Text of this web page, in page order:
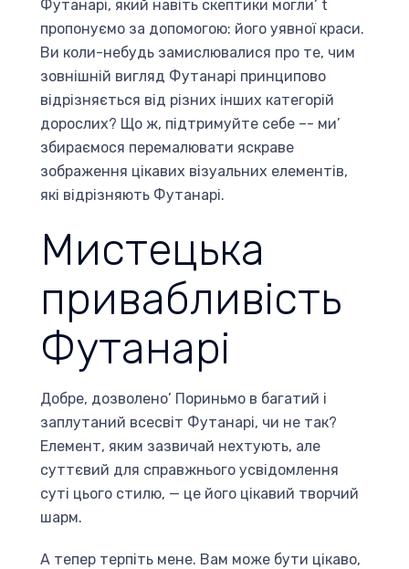
Футанарі, який навіть скептики могли’ t
пропонуємо за допомогою: його уявної краси.
Ви коли-небудь замислювалися про те, чим
зовнішній вигляд Футанарі принципово
відрізняється від різних інших категорій
дорослих? Що ж, підтримуйте себе –- ми’
збираємося перемалювати яскраве
зображення цікавих візуальних елементів,
які відрізняють Футанарі.
Мистецька
привабливість
Футанарі
Добре, дозволено’ Пориньмо в багатий і
заплутаний всесвіт Футанарі, чи не так?
Елемент, яким зазвичай нехтують, але
суттєвий для справжнього усвідомлення
суті цього стилю, — це його цікавий творчий
шарм.
А тепер терпіть мене. Вам може бути цікаво,